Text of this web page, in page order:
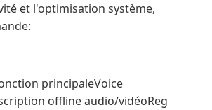
et l'optimisation système,
principaleVoice
offline audio/vidéoReg